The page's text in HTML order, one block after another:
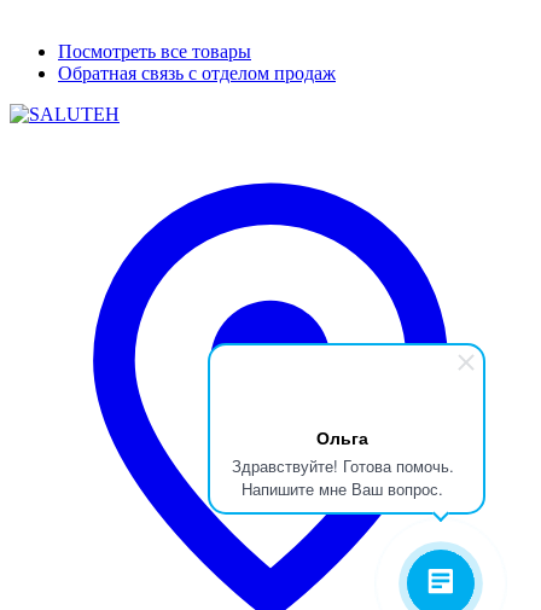
Ольга
Здравствуйте! Готова помочь.
Напишите мне Ваш вопрос.
Посмотреть все товары
Обратная связь с отделом продаж